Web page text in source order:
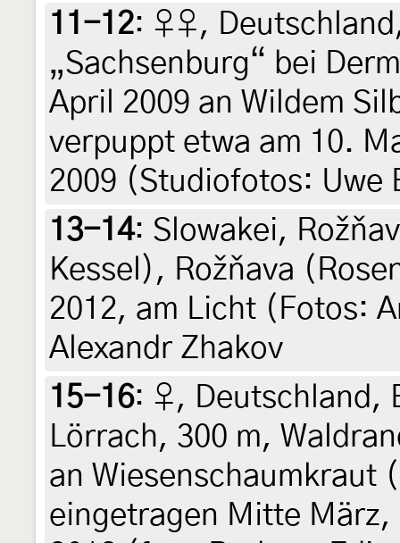
11-12: ♀♀,
„Sachsenburg“ bei
April 2009 an Wildem
verpuppt etwa am 10.
2009 (Studiofotos: Uwe
13-14: Slowakei,
Kessel), Rožňava
2012, am Licht (Fotos:
Alexandr Zhakov
15-16: ♀, Deutschland,
Lörrach, 300 m,
an Wiesenschaumkraut (
eingetragen Mitte